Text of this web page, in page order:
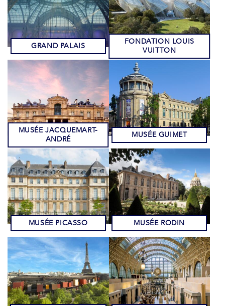
GRAND PALAIS
FONDATION LOUIS
VUITTON
MUSÉE JACQUEMART-
ANDRÉ
MUSÉE GUIMET
MUSÉE PICASSO MUSÉE RODIN